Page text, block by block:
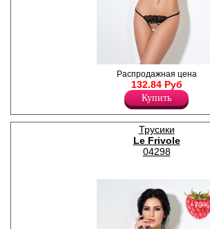
Дерзкие трусики из кружева
с открытым доступом и
атласным бантиком.
Лайкра 24%
Полиамид 76%
Распродажная цена
132.84 Руб
Купить
Трусики
Le Frivole
04298
−70%